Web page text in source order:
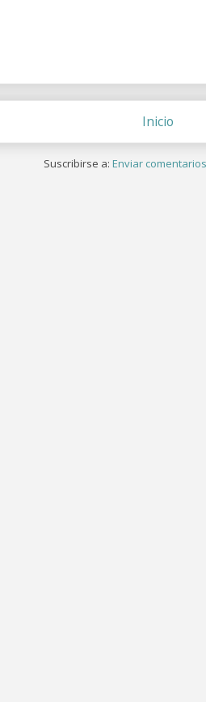
Inicio
Suscribirse a: Enviar